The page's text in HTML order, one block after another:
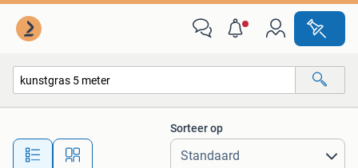
Alle afstanden…
Sorteer op